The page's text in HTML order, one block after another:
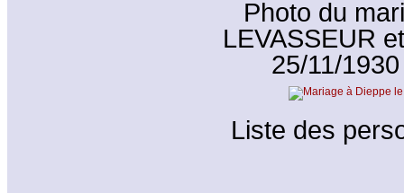
Photo du
LEVASSEUR
25/11/
Liste des